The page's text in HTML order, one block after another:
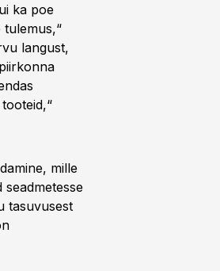
ka poe
tulemus,“
langust,
mille
tasuvusest